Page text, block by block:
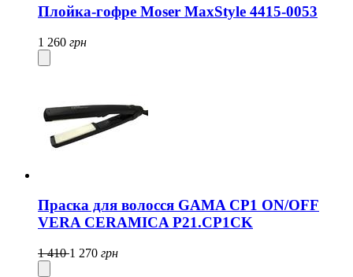
Плойка-гофре Moser MaxStyle 4415-0053
1 260 грн
Праска для волосся GAMA CP1 ON/OFF
VERA CERAMICA P21.CP1CK
1 4101 270 грн